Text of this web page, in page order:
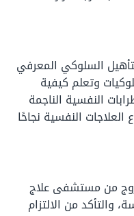
السلوكي المعرفي
وتعلم كيفية
النفسية الناجمة
النفسية نجاحًا
من مستشفى علاج
والتأكد من الالتزام